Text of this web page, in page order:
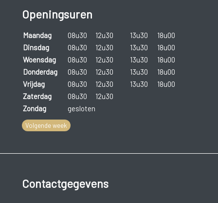
Openingsuren
Maandag 08u30 12u30 13u30
18u00
Dinsdag
08u30 12u30 13u30
18u00
Woensdag
08u30 12u30 13u30
18u00
Donderdag
08u30 12u30 13u30
18u00
Vrijdag
08u30 12u30 13u30
18u00
Zaterdag
08u30
12u30
Zondag
gesloten
Volgende week
Contactgegevens